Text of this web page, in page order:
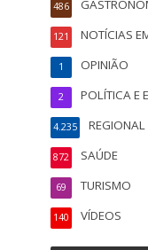
486
NOTÍCIAS
121
OPINIÃO
1
POLÍTICA E
2
REGIONAL
4.235
SAÚDE
872
TURISMO
69
VÍDEOS
140